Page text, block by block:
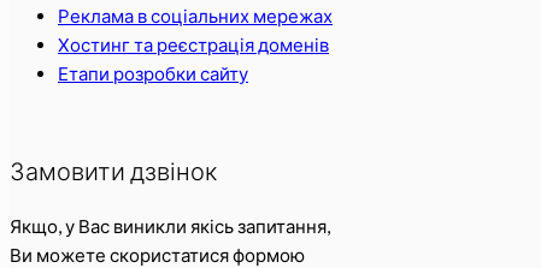
Реклама в соціальних мережах
Хостинг та реєстрація доменів
Етапи розробки сайту
Замовити дзвінок
Якщо, у Вас виникли якісь запитання,
Ви можете скористатися формою